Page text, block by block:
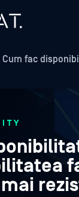
Cum fac